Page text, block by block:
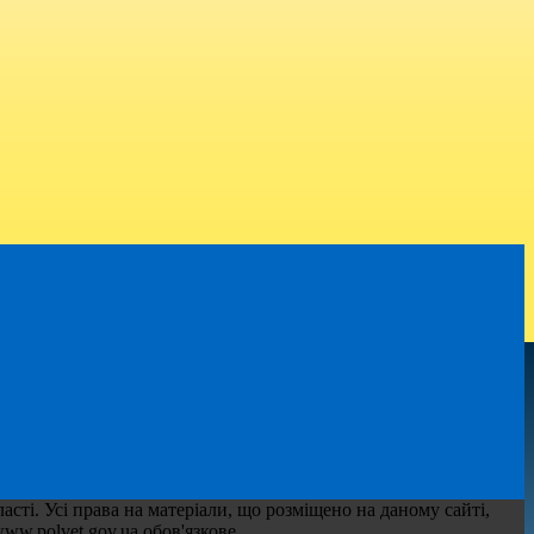
Усі права на матеріали, що розміщено на даному сайті,